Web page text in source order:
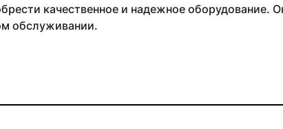
качественное и надежное оборудование.
обслуживании.